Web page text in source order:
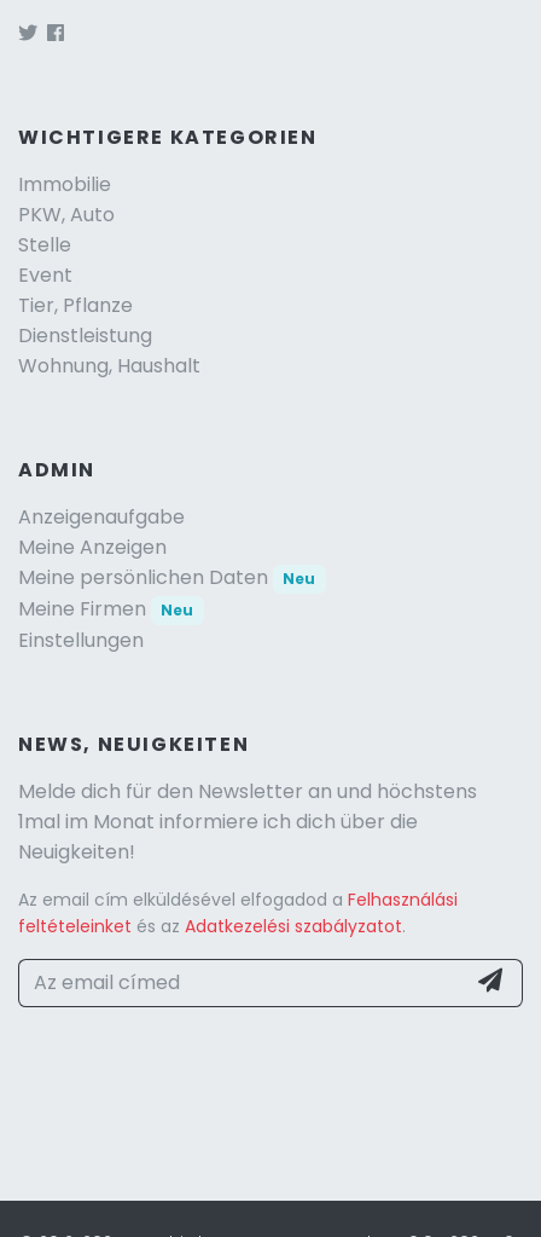
WICHTIGERE KATEGORIEN
Immobilie
PKW, Auto
Stelle
Event
Tier, Pflanze
Dienstleistung
Wohnung, Haushalt
ADMIN
Anzeigenaufgabe
Meine Anzeigen
Meine persönlichen Daten
Neu
Meine Firmen Neu
Einstellungen
NEWS, NEUIGKEITEN
Melde dich für den Newsletter an und höchstens
1mal im Monat informiere ich dich über die
Neuigkeiten!
Az email cím elküldésével elfogadod a Felhasználási
feltételeinket és az Adatkezelési szabályzatot.